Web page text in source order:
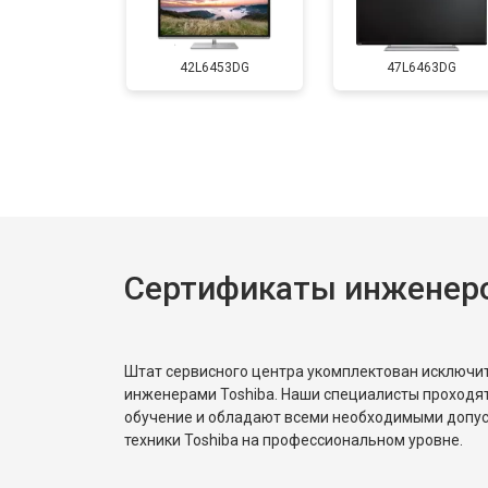
Замена матрицы
42L6453DG 47L6463DG
Сертификаты
Штат сервисного центра укомплектован
инженерами Toshiba. Наши специалисты
обучение и обладают всеми необходимыми
техники Toshiba на профессиональном уровне.